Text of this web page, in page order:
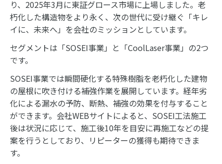
り、2025年3月に東証グロース市場に上場しました。老
朽化した構造物をより永く、次の世代に受け継ぐ「キレ
イに、未来へ」を会社のミッションとしています。
セグメントは「SOSEI事業」と「CoolLaser事業」の2つ
です。
SOSEI事業では瞬間硬化する特殊樹脂を老朽化した建物
の屋根に吹き付ける補強作業を展開しています。経年劣
化による漏水の予防、断熱、補強の効果を付与すること
ができます。会社WEBサイトによると、SOSEI工法施工
後は状況に応じて、施工後10年を目安に再施工などの提
案を行うとしており、リピーターの獲得も期待できま
す。